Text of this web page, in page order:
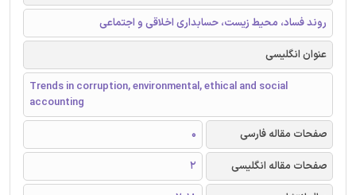
روند فساد، محیط زیست، حسابداری اخلاقی و اجتماعی
عنوان انگلیسی
Trends in corruption, environmental, ethical and social
accounting
صفحات مقاله فارسی
0
صفحات مقاله انگلیسی
2